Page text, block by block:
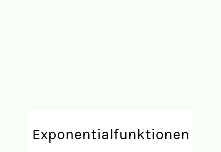
Exponentialfunktionen